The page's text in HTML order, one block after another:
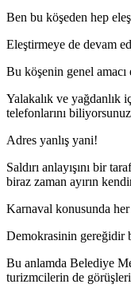
Ben bu köşeden hep
Eleştirmeye de devam
Bu köşenin genel
Yalakalık ve yağdanlık
telefonlarını
Adres yanlış yani!
Saldırı anlayışını bir
biraz zaman ayırın
Karnaval konusunda
Demokrasinin gereğidir
Bu anlamda Belediye
turizmcilerin de